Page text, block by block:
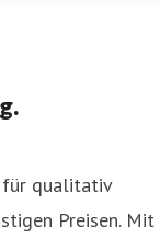
für qualitativ
Preisen. Mit